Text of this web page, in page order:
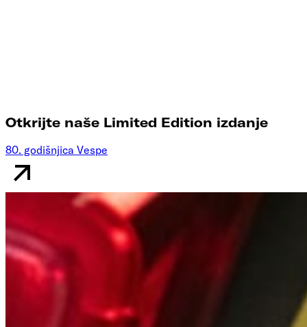
Otkrijte naše Limited Edition izdanje
80. godišnjica Vespe